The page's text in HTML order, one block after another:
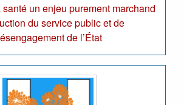
un enjeu purement marchand
du service public et de
de l’État